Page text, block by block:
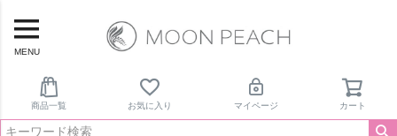
MENU
商品一覧 お気に入り マイページ カート